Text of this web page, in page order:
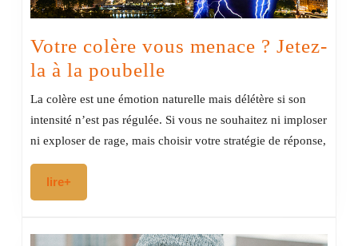
Votre colère vous menace ? Jetez-
la à la poubelle
colère vous
menace
?
la
La colère est une émotion naturelle mais délétère si son
intensité n’est pas régulée. Si vous ne souhaitez ni imploser
ni exploser de rage, mais choisir votre stratégie de réponse,
lire+